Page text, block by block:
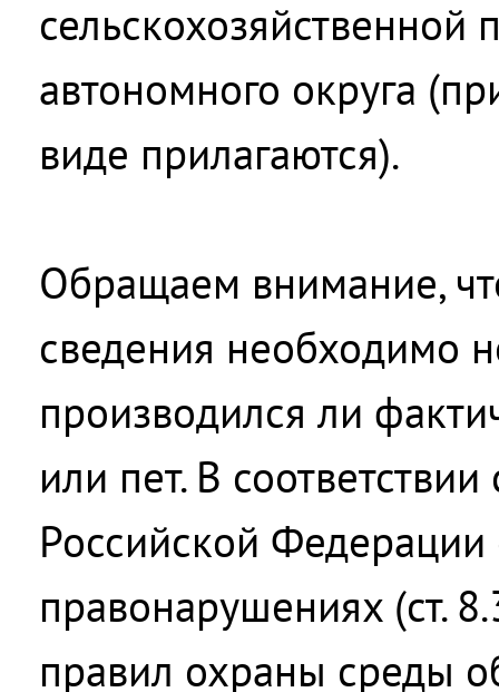
сельскохозяйственной
автономного округа
виде прилагаются).
Обращаем внимание,
сведения необходимо
производился ли
или пет. В
Российской
правонарушениях (ст.
правил охраны среды